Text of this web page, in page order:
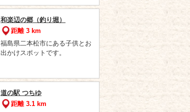
和楽辺の郷（釣り堀）
距離 3 km
福島県二本松市にある子供とお
出かけスポットです。
道の駅 つちゆ
距離 3.1 km